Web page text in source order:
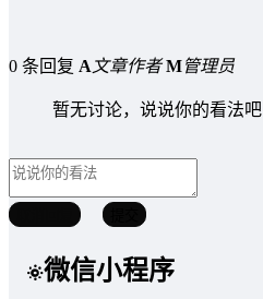
0 条回复 A文章作者 M管理员
暂无讨论，说说你的看法吧
微信小程序